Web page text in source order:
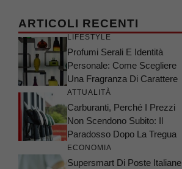
ARTICOLI RECENTI
LIFESTYLE
Profumi Serali E Identità
Personale: Come Scegliere
Una Fragranza Di Carattere
ATTUALITÀ
Carburanti, Perché I Prezzi
Non Scendono Subito: Il
Paradosso Dopo La Tregua
ECONOMIA
Supersmart Di Poste Italiane